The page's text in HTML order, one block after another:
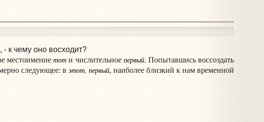
, - к чему оно восходит?
местоимениетот и числительное первый. Попытавшись воссоздать
следующее: в этот, первый, наиболее близкий к нам временной